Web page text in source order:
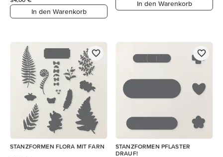
In den Warenkorb
In den Warenkorb
STANZFORMEN FLORA MIT FARN
STANZFORMEN PFLASTER
DRAUF!